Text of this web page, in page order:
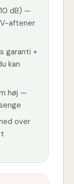
dB) —
aftener
garanti +
kan
høj —
over